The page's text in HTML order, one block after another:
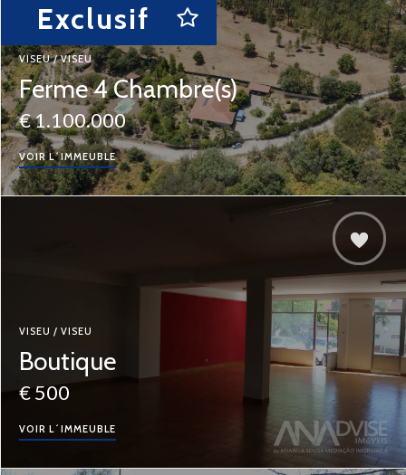
Exclusif
VISEU / VISEU
Ferme 4 Chambre(s)
€ 1.100.000
VOIR L´IMMEUBLE
VISEU / VISEU
Boutique
€ 500
VOIR L´IMMEUBLE